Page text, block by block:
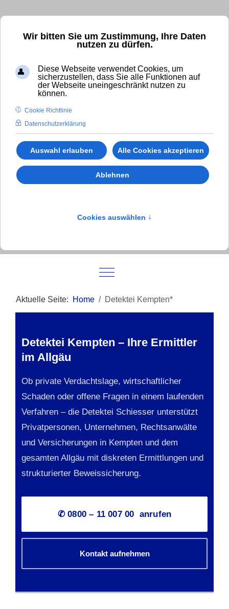
Wir bitten Sie um Zustimmung, Ihre Daten
nutzen zu dürfen.
Diese Webseite verwendet Cookies, um
sicherzustellen, dass Sie alle Funktionen auf
der Webseite uneingeschränkt nutzen zu
können.
Cookie Richtlinie
Datenschutzerklärung
Auswahl erlauben Alle Cookies akzeptieren
Ablehnen
Cookies auswählen ↑
✆ 0800 - 11 007 00
International Calls (gebührenpflichtig):
✆+49 (0)8294 - 80 41 38
Mobile Menu Toggle
Aktuelle Seite: Home Detektei Kempten*
Detektei Kempten – Ihre Ermittler
im Allgäu
Ob private Verdachtslage, wirtschaftlicher
Schaden oder offene Fragen in einem laufenden
Verfahren – die Detektei Schiesser unterstützt
Privatpersonen, Unternehmen, Rechtsanwälte
und Versicherungen in Kempten und dem
gesamten Allgäu mit diskreten Ermittlungen und
strukturierter Beweissicherung.
✆ 0800 – 11 007 00 anrufen
Kontakt aufnehmen